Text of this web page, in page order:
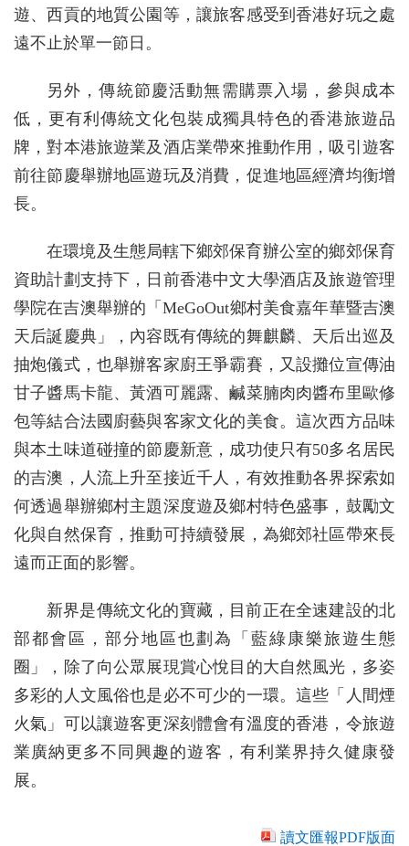
遊、西貢的地質公園等，讓旅客感受到香港好玩之處
遠不止於單一節日。
另外，傳統節慶活動無需購票入場，參與成本
低，更有利傳統文化包裝成獨具特色的香港旅遊品
牌，對本港旅遊業及酒店業帶來推動作用，吸引遊客
前往節慶舉辦地區遊玩及消費，促進地區經濟均衡增
長。
在環境及生態局轄下鄉郊保育辦公室的鄉郊保育
資助計劃支持下，日前香港中文大學酒店及旅遊管理
學院在吉澳舉辦的「MeGoOut鄉村美食嘉年華暨吉澳
天后誕慶典」，內容既有傳統的舞麒麟、天后出巡及
抽炮儀式，也舉辦客家廚王爭霸賽，又設攤位宣傳油
甘子醬馬卡龍、黃酒可麗露、鹹菜腩肉肉醬布里歐修
包等結合法國廚藝與客家文化的美食。這次西方品味
與本土味道碰撞的節慶新意，成功使只有50多名居民
的吉澳，人流上升至接近千人，有效推動各界探索如
何透過舉辦鄉村主題深度遊及鄉村特色盛事，鼓勵文
化與自然保育，推動可持續發展，為鄉郊社區帶來長
遠而正面的影響。
新界是傳統文化的寶藏，目前正在全速建設的北
部都會區，部分地區也劃為「藍綠康樂旅遊生態
圈」，除了向公眾展現賞心悅目的大自然風光，多姿
多彩的人文風俗也是必不可少的一環。這些「人間煙
火氣」可以讓遊客更深刻體會有溫度的香港，令旅遊
業廣納更多不同興趣的遊客，有利業界持久健康發
展。
讀文匯報PDF版面